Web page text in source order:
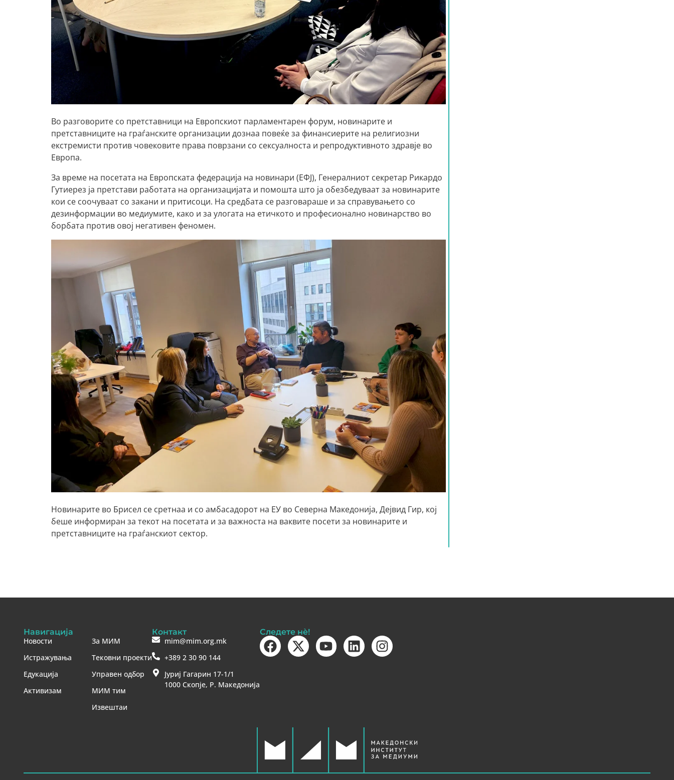
Во разговорите со претставници на Европскиот парламентарен форум, новинарите и
претставниците на граѓанските организации дознаа повеќе за финансиерите на религиозни
екстремисти против човековите права поврзани со сексуалноста и репродуктивното здравје во
Европа.
За време на посетата на Европската федерација на новинари (ЕФЈ), Генералниот секретар Рикардо
Гутиерез ја претстави работата на организацијата и помошта што ја обезбедуваат за новинарите
кои се соочуваат со закани и притисоци. На средбата се разговараше и за справувањето со
дезинформации во медиумите, како и за улогата на етичкото и професионално новинарство во
борбата против овој негативен феномен.
Новинарите во Брисел се сретнаа и со амбасадорот на ЕУ во Северна Македонија, Дејвид Гир, кој
беше информиран за текот на посетата и за важноста на ваквите посети за новинарите и
претставниците на граѓанскиот сектор.
Навигација
Новости
Истражувања
Едукација
Активизам
За МИМ
Тековни проекти
Управен одбор
МИМ тим
Извештаи
Контакт
mim@mim.org.mk
+389 2 30 90 144
Јуриј Гагарин 17-1/1
1000 Скопје, Р. Македонија
Следете нè!